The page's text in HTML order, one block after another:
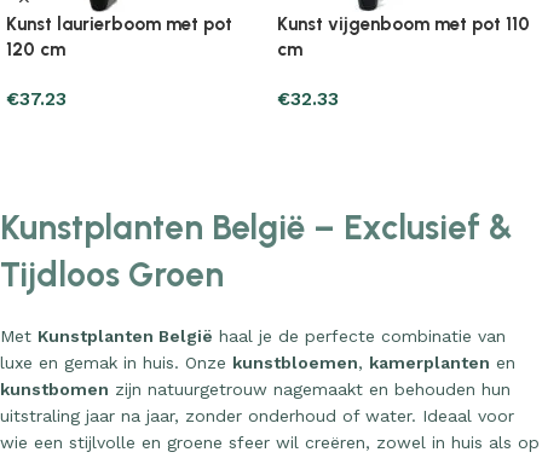
Kunst laurierboom met pot
120 cm
€37.23
Kunst vijgenboom met pot 110
cm
€32.33
Kunstplanten België – Exclusief &
Tijdloos Groen
Met Kunstplanten België haal je de perfecte combinatie van
luxe en gemak in huis. Onze kunstbloemen, kamerplanten en
kunstbomen zijn natuurgetrouw nagemaakt en behouden hun
uitstraling jaar na jaar, zonder onderhoud of water. Ideaal voor
wie een stijlvolle en groene sfeer wil creëren, zowel in huis als op